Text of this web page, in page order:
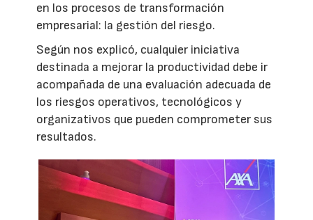
en los procesos de transformación
empresarial: la gestión del riesgo.
Según nos explicó, cualquier iniciativa
destinada a mejorar la productividad debe ir
acompañada de una evaluación adecuada de
los riesgos operativos, tecnológicos y
organizativos que pueden comprometer sus
resultados.